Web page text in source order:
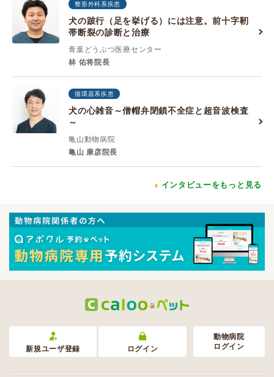
整形外科系疾患
犬の跛行（足を挙げる）には注意。前十字靭
帯断裂の診断と治療
青葉どうぶつ医療センター
林 佑将院長
循環器系疾患
犬の心雑音～僧帽弁閉鎖不全症と超音波検査
～
亀山動物病院
亀山 康彦院長
インタビューをもっと見る
新規ユーザ登録 ログイン
動物病院
ログイン